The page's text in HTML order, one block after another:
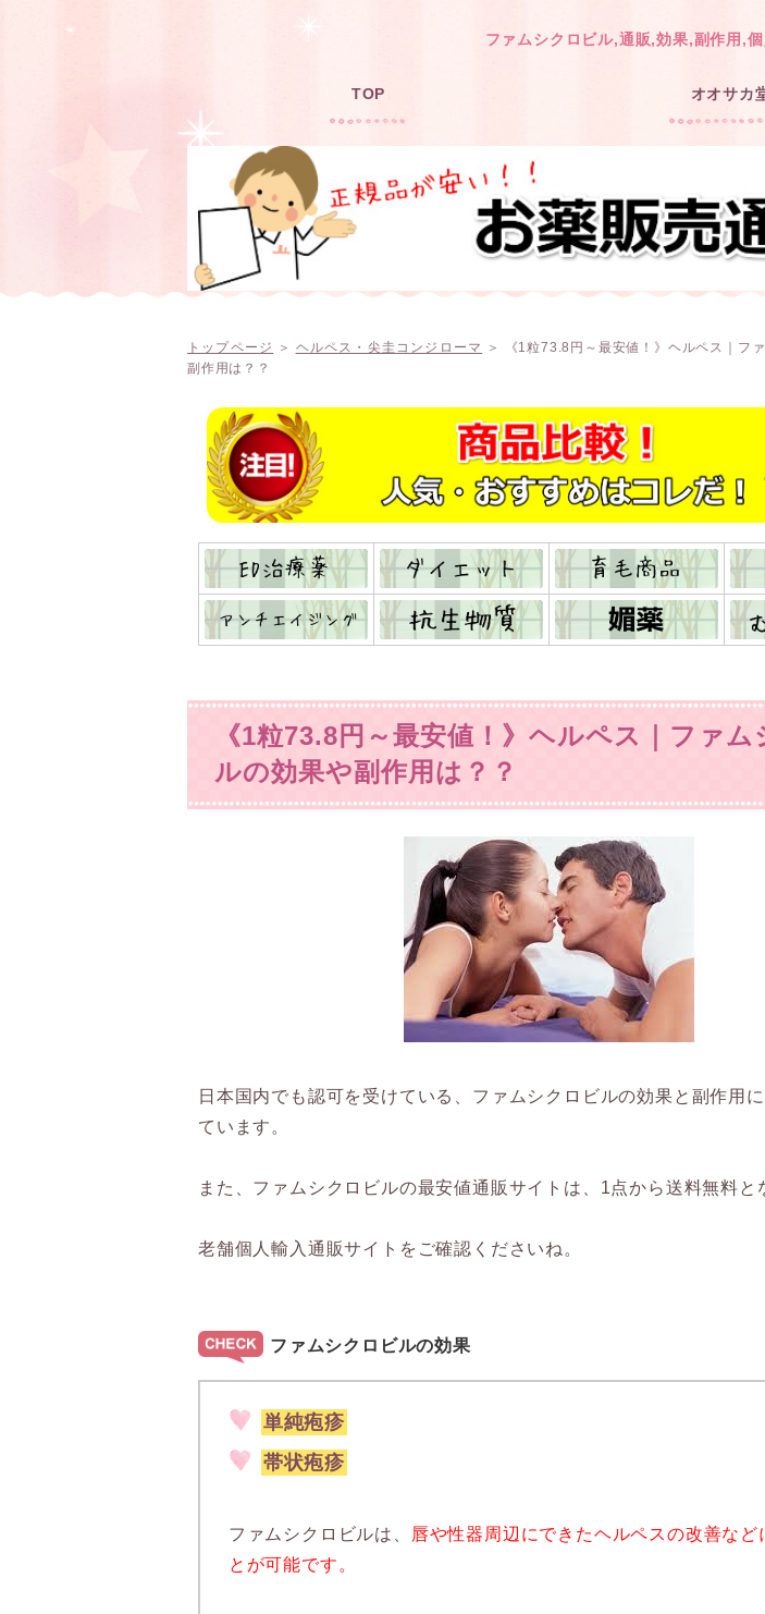
ファムシクロビル,通販,効果,副作用,
TOP オオサカ
トップページ ＞ ヘルペス・尖圭コンジローマ
＞ 《1粒73.8円～最安値！》ヘルペス｜フ
副作用は？？
《1粒73.8円～最安値！》ヘルペス｜ファ
ルの効果や副作用は？？
日本国内でも認可を受けている、ファムシクロビルの効果と副作用
ています。
また、ファムシクロビルの最安値通販サイトは、1点から送料無料と
老舗個人輸入通販サイトをご確認くださいね。
ファムシクロビルの効果
単純疱疹
帯状疱疹
ファムシクロビルは、
唇や性器周辺にできたヘルペスの改善など
とが可能です。